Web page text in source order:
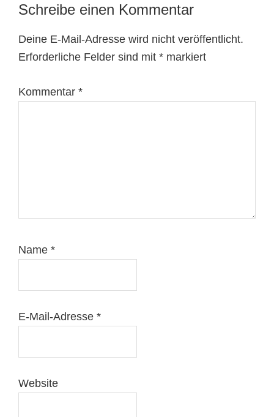
Leser-
Schreibe einen Kommentar
Deine E-Mail-Adresse wird nicht veröffentlicht.
Erforderliche Felder sind mit * markiert
Kommentar *
Name *
E-Mail-Adresse *
Website